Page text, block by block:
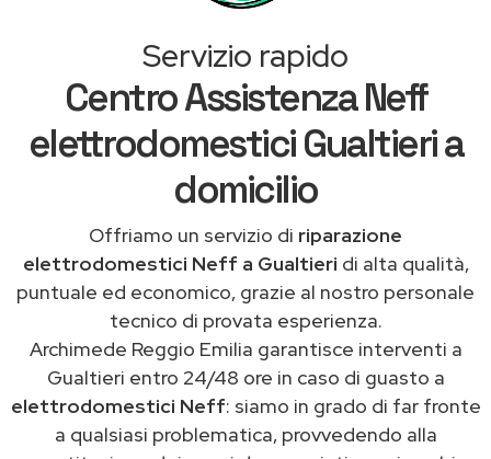
Servizio rapido
Centro Assistenza Neff
elettrodomestici Gualtieri a
domicilio
Offriamo un servizio di riparazione
elettrodomestici Neff a Gualtieri di alta qualità,
puntuale ed economico, grazie al nostro personale
tecnico di provata esperienza.
Archimede Reggio Emilia garantisce interventi a
Gualtieri entro 24/48 ore in caso di guasto a
elettrodomestici Neff: siamo in grado di far fronte
a qualsiasi problematica, provvedendo alla